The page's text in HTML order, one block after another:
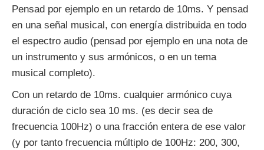
Pensad por ejemplo en un retardo de 10ms. Y pensad
en una señal musical, con energía distribuida en todo
el espectro audio (pensad por ejemplo en una nota de
un instrumento y sus armónicos, o en un tema
musical completo).
Con un retardo de 10ms. cualquier armónico cuya
duración de ciclo sea 10 ms. (es decir sea de
frecuencia 100Hz) o una fracción entera de ese valor
(y por tanto frecuencia múltiplo de 100Hz: 200, 300,